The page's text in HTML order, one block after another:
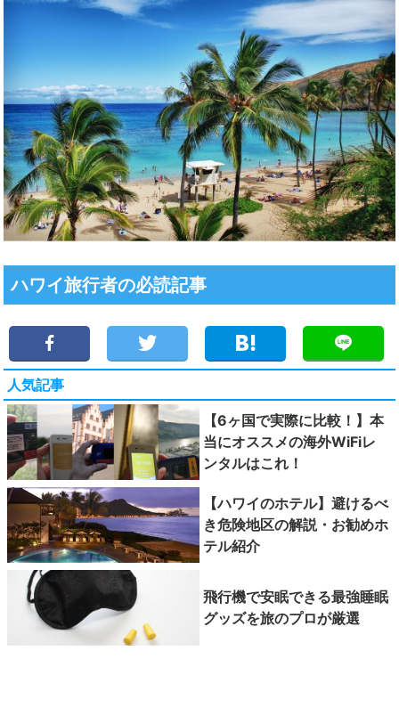
ハワイ旅行者の必読記事
人気記事
【6ヶ国で実際に比較！】本
当にオススメの海外WiFiレ
ンタルはこれ！
【ハワイのホテル】避けるべ
き危険地区の解説・お勧めホ
テル紹介
飛行機で安眠できる最強睡眠
グッズを旅のプロが厳選